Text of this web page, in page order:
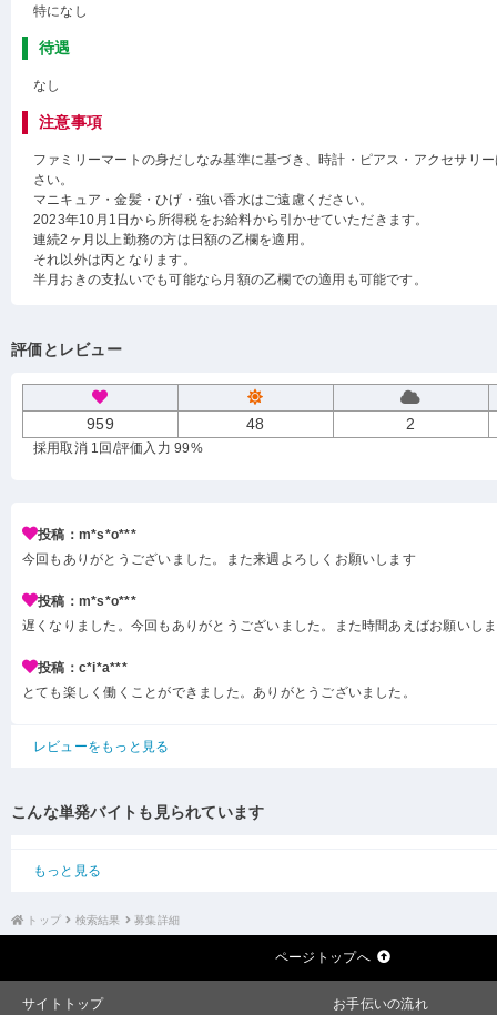
特になし
待遇
なし
注意事項
ファミリーマートの身だしなみ基準に基づき、時計・ピアス・アクセサリ
さい。
マニキュア・金髪・ひげ・強い香水はご遠慮ください。
2023年10月1日から所得税をお給料から引かせていただきます。
連続2ヶ月以上勤務の方は日額の乙欄を適用。
それ以外は丙となります。
半月おきの支払いでも可能なら月額の乙欄での適用も可能です。
評価とレビュー
959 48 2
採用取消 1回 /評価入力 99%
投稿：m*s*o***
今回もありがとうございました。また来週よろしくお願いします
投稿：m*s*o***
遅くなりました。今回もありがとうございました。また時間あえばお願いし
投稿：c*i*a***
とても楽しく働くことができました。ありがとうございました。
レビューをもっと見る
こんな単発バイトも見られています
もっと見る
トップ 検索結果 募集詳細
ページトップへ
サイトトップ
お手伝いの流れ